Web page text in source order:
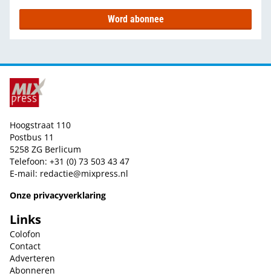
Word abonnee
Hoogstraat 110
Postbus 11
5258 ZG Berlicum
Telefoon: +31 (0) 73 503 43 47
E-mail: redactie@mixpress.nl
Onze privacyverklaring
Links
Colofon
Contact
Adverteren
Abonneren